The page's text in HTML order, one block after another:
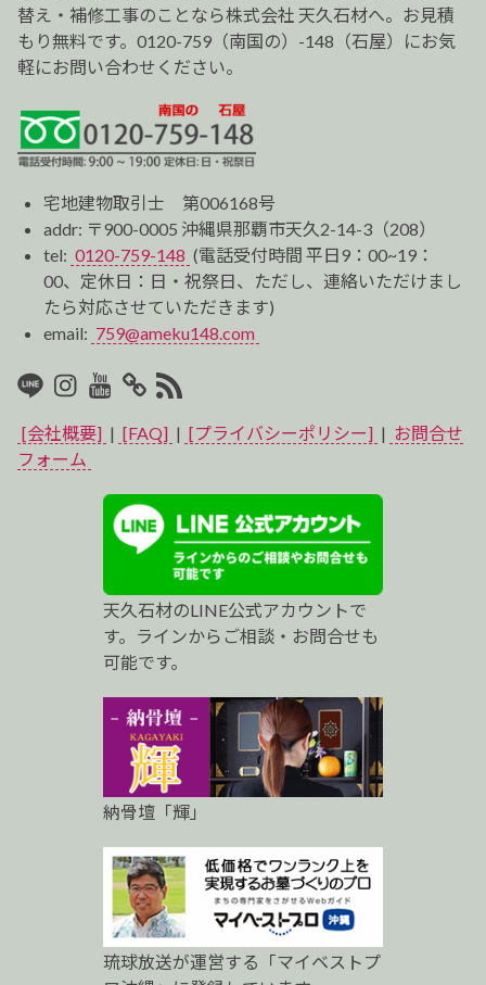
替え・補修工事のことなら株式会社 天久石材へ。お見積
もり無料です。0120-759（南国の）-148（石屋）にお気
軽にお問い合わせください。
宅地建物取引士 第006168号
addr: 〒900-0005 沖縄県那覇市天久2-14-3（208）
tel: 0120-759-148 (電話受付時間 平日9：00~19：
00、定休日：日・祝祭日、ただし、連絡いただけまし
たら対応させていただきます)
email: 759@ameku148.com
LINEInstagram
Youtube
マ
イ
ス
ト
ロ
RSS2
[会社概要] | [FAQ] | [プライバシーポリシー] | お問合せ
フォーム
天久石材のLINE公式アカウントで
す。ラインからご相談・お問合せも
可能です。
納骨壇「輝」
琉球放送が運営する「マイベストプ